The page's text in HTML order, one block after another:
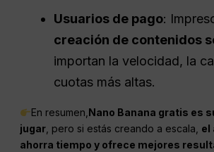
Usuarios de pago:
creación de contenidos
importan la velocidad, la
cuotas más altas.
En resumen, Nano Banana gratis es
jugar , pero si estás creando a escala, el
ahorra tiempo y ofrece mejores